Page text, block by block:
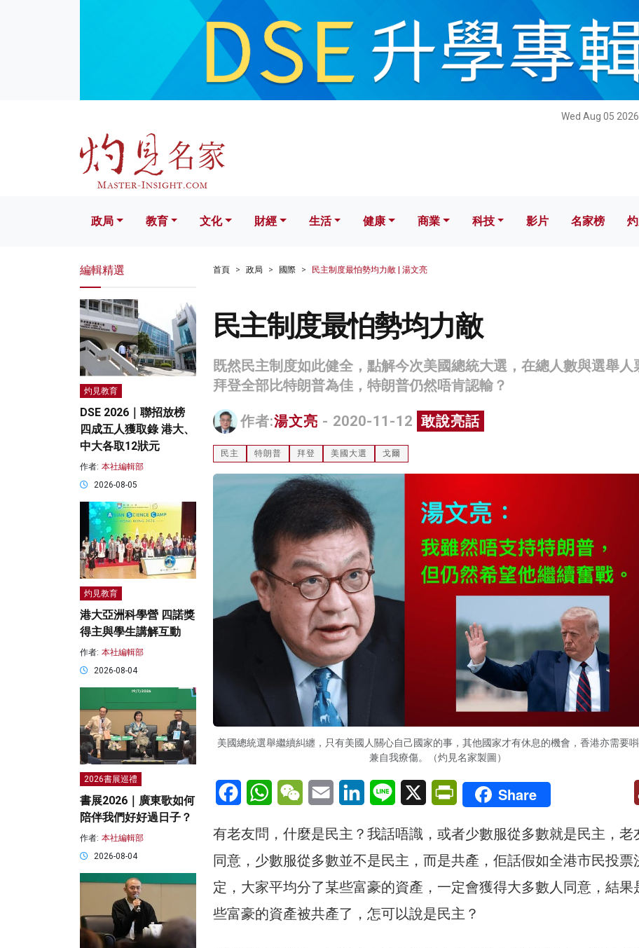
Wed Aug 05
文化 財經 生活 健康 科技 影片 名家榜
政局 教育 文化 財經 生活 健康 商業 科技 影片 名家榜
首頁 政局 國際 民主制度最怕勢均力敵 | 湯文亮
民主制度最怕勢均力敵
既然民主制度如此健全，點解今次美國總統大選，在總人數與選舉人
拜登全部比特朗普為佳，特朗普仍然唔肯認輸？
作者:湯文亮 - 2020-11-12 敢說亮話
民主 特朗普 拜登 美國大選 戈爾
美國總統選舉繼續糾纏，只有美國人關心自己國家的事，其他國家才有休息的機會，香港亦需要
兼自我療傷。（灼見名家製圖）
FacebookWhatsAppWeChatEmail LinkedInLine X PrintFriendly
Share
有老友問，什麼是民主？我話唔識，或者少數服從多數就是民主，老
同意，少數服從多數並不是民主，而是共產，佢話假如全港市民投票
定，大家平均分了某些富豪的資產，一定會獲得大多數人同意，結果
些富豪的資產被共產了，怎可以說是民主？
編輯精選
灼見教育
DSE 2026｜聯招放榜
四成五人獲取錄 港大、
中大各取12狀元
作者: 本社編輯部
2026-08-05
灼見教育
港大亞洲科學營 四諾獎
得主與學生講解互動
作者: 本社編輯部
2026-08-04
2026書展巡禮
書展2026｜廣東歌如何
陪伴我們好好過日子？
作者: 本社編輯部
2026-08-04